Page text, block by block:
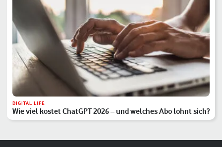
DIGITAL LIFE
Wie viel kostet ChatGPT 2026 – und welches Abo lohnt sich?